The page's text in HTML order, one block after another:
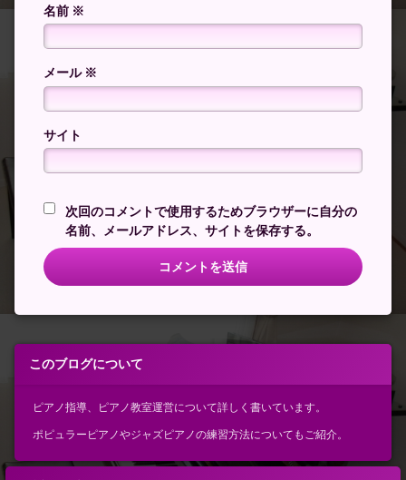
名前 ※
メール ※
サイト
次回のコメントで使用するためブラウザーに自分の
名前、メールアドレス、サイトを保存する。
このブログについて
ピアノ指導、ピアノ教室運営について詳しく書いています。
ポピュラーピアノやジャズピアノの練習方法についてもご紹介。